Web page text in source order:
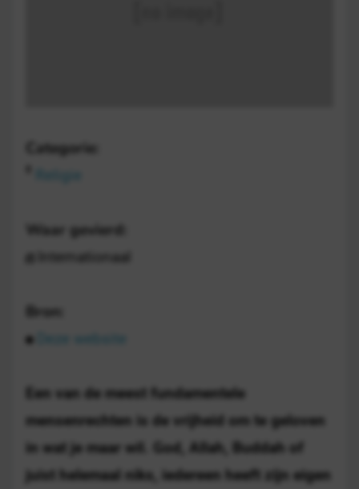
Categorie:
Waar gevierd:
Internationaal
Bron:
Een van de meest fundamentele
mensenrechten is de vrijheid om te geloven
in wat je maar wil. God, Allah, Buddah of
juist helemaal niks, iedereen heeft zijn eigen